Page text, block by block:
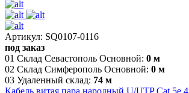
Артикул: SQ0107-0116
под заказ
01 Склад Севастополь Основной: 0 м
02 Склад Симферополь Основной: 0 м
03 Удаленный склад: 74 м
Кабель витая пара народный U/UTP Cat 5e